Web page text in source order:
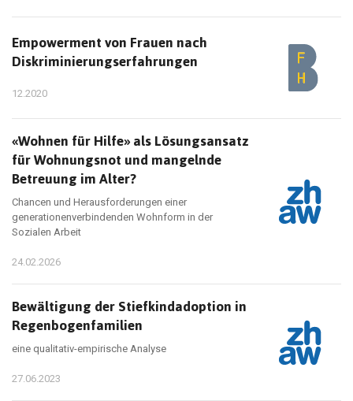
Empowerment von Frauen nach
Diskriminierungserfahrungen
12.2020
«Wohnen für Hilfe» als Lösungsansatz
für Wohnungsnot und mangelnde
Betreuung im Alter?
Chancen und Herausforderungen einer
generationenverbindenden Wohnform in der
Sozialen Arbeit
24.02.2026
Bewältigung der Stiefkindadoption in
Regenbogenfamilien
eine qualitativ-empirische Analyse
27.06.2023